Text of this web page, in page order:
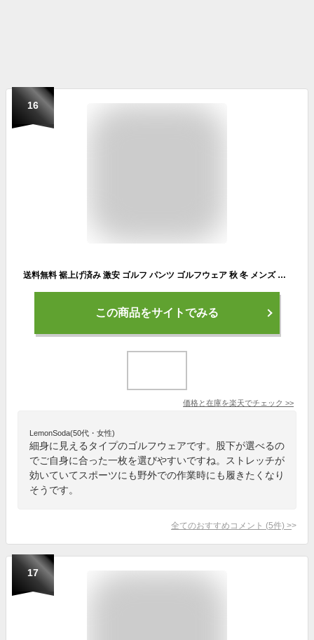
16
送料無料 裾上げ済み 激安 ゴルフ パンツ ゴルフウェア 秋 冬 メンズ 大きいサイズ 選べる股下 スリム レギュラーフィット ストレッチ テーパード チノパンツ スキニー 細身 スリム パンツ 伸縮 青 ワークパンツ ワークマン プラス チノパン すそあげ マルチサイズ
この商品をサイトでみる
価格と在庫を楽天でチェック >>
LemonSoda(50代・女性)
細身に見えるタイプのゴルフウェアです。股下が選べるの
でご自身に合った一枚を選びやすいですね。ストレッチが
効いていてスポーツにも野外での作業時にも履きたくなり
そうです。
全てのおすすめコメント (5件) >
17